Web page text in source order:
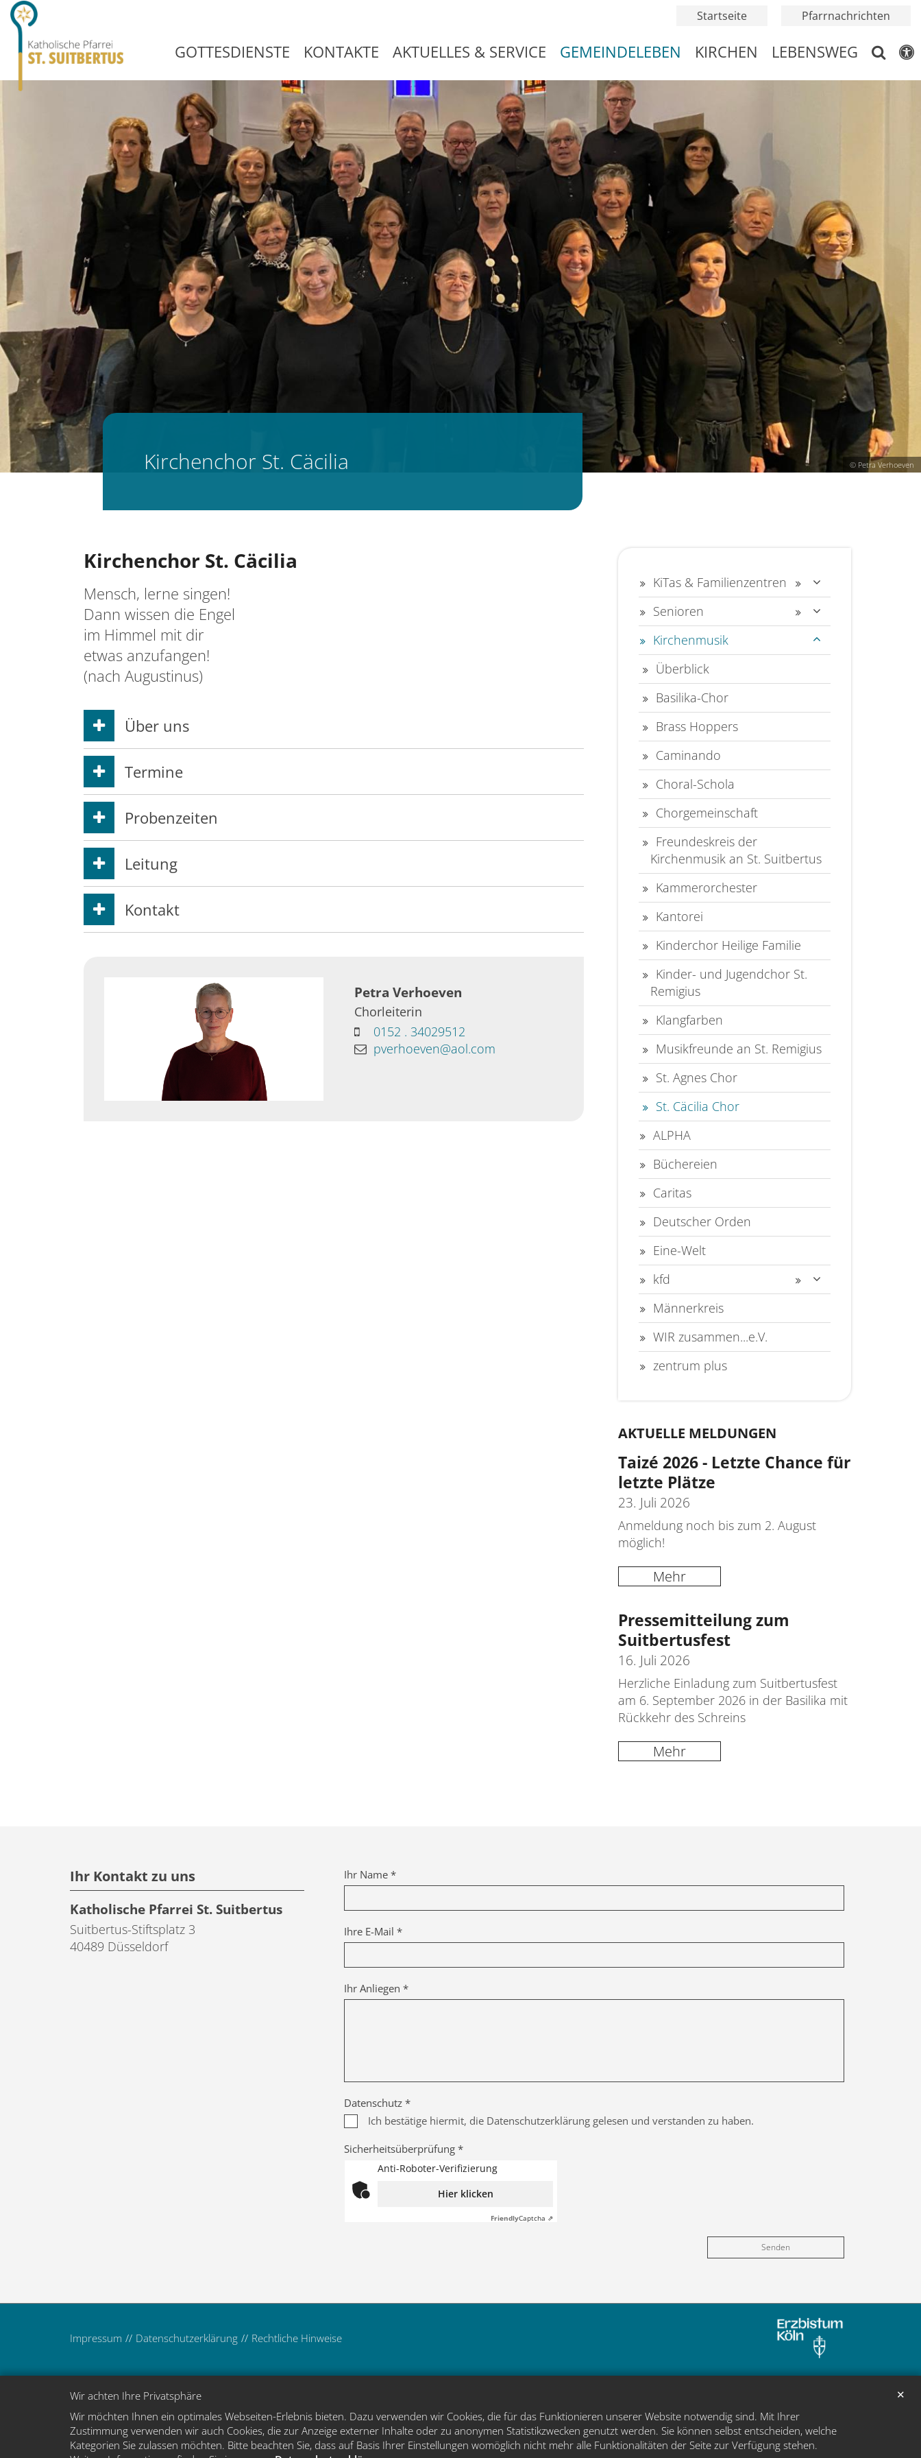
Wir achten Ihre Privatsphäre
Wir möchten Ihnen ein optimales Webseiten-Erlebnis bieten. Dazu verwenden wir Cookies, die für das Funktionieren unserer Website notwendig sind. Mit Ihrer
Zustimmung verwenden wir auch Cookies, die zur Anzeige externer Inhalte oder zu anonymen Statistikzwecken genutzt werden. Sie können selbst entscheiden, welche
Kategorien Sie zulassen möchten. Bitte beachten Sie, dass auf Basis Ihrer Einstellungen womöglich nicht mehr alle Funktionalitäten der Seite zur Verfügung stehen.
✕
Startseite Pfarrnachrichten
GOTTESDIENSTE KONTAKTE AKTUELLES & SERVICE GEMEINDELEBEN KIRCHEN LEBENSWEG
Kirchenchor St. Cäcilia © Petra Verhoeven
Kirchenchor St. Cäcilia
Mensch, lerne singen!
Dann wissen die Engel
im Himmel mit dir
etwas anzufangen!
(nach Augustinus)
Über uns
Termine
Probenzeiten
Leitung
Kontakt
Petra Verhoeven
Chorleiterin
0152 . 34029512
pverhoeven@aol.com
KiTas & Familienzentren
Senioren
Kirchenmusik
Überblick
Basilika-Chor
Brass Hoppers
Caminando
Choral-Schola
Chorgemeinschaft
Freundeskreis der
Kirchenmusik an St. Suitbertus
Kammerorchester
Kantorei
Kinderchor Heilige Familie
Kinder- und Jugendchor St.
Remigius
Klangfarben
Musikfreunde an St. Remigius
St. Agnes Chor
St. Cäcilia Chor
ALPHA
Büchereien
Caritas
Deutscher Orden
Eine-Welt
kfd
Männerkreis
WIR zusammen...e.V.
zentrum plus
AKTUELLE MELDUNGEN
Taizé 2026 - Letzte Chance für
letzte Plätze
23. Juli 2026
Anmeldung noch bis zum 2. August
möglich!
Mehr
Pressemitteilung zum
Suitbertusfest
16. Juli 2026
Herzliche Einladung zum Suitbertusfest
am 6. September 2026 in der Basilika mit
Rückkehr des Schreins
Mehr
Ihr Name *
Ihre E-Mail *
Ihr Anliegen *
Datenschutz *
Ich bestätige hiermit, die Datenschutzerklärung gelesen und verstanden zu haben.
Sicherheitsüberprüfung *
Anti-Roboter-Verifizierung
Hier klicken
FriendlyCaptcha ⇗
Ihr Kontakt zu uns
Katholische Pfarrei St. Suitbertus
Suitbertus-Stiftsplatz 3
40489 Düsseldorf
Impressum Datenschutzerklärung Rechtliche Hinweise